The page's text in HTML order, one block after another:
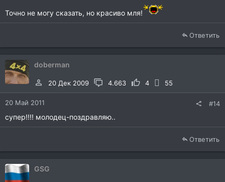
Точно не могу сказать, но красиво мля!
Ответить
doberman
20 Дек 2009 4.663 4 55
20 Май 2011 #14
супер!!!! молодец-поздравляю..
Ответить
GSG